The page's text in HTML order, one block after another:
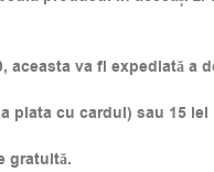
aceasta va fi expediată a
plata cu cardul) sau 15 lei
gratuită.